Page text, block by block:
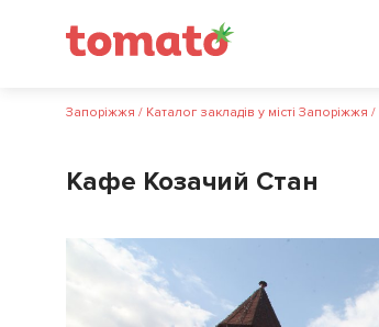
Запоріжжя / Каталог закладів у місті Запоріжжя /
Кафе Козачий Стан